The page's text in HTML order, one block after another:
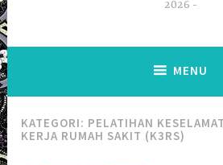
2026
MENU
KATEGORI: PELATIHAN
KERJA RUMAH SAKIT (K3RS)